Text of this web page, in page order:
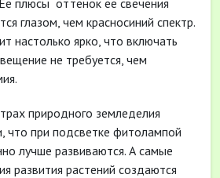
плюсы ­ оттенок ее свечения
глазом, чем красно­синий спектр.
настолько ярко, что включать
не требуется, чем
природного земледелия
что при подсветке фитолампой
лучше развиваются. А самые
развития растений создаются